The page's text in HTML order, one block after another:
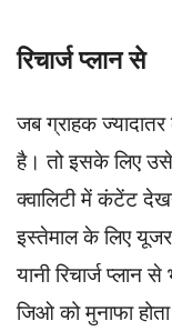
रिचार्ज प्लान से
जब ग्राहक
है। तो इसके लिए
क्वालिटी में कंटेंट
इस्तेमाल के लिए
यानी रिचार्ज प्लान
जिओ को मुनाफा